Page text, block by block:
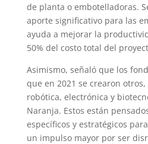
de planta o embotelladoras.
aporte significativo para las
ayuda a mejorar la
50% del costo total del
Asimismo, señaló que los
que en 2021 se crearon
robótica, electrónica y
Naranja. Estos están
específicos y estratégicos
un impulso mayor por ser